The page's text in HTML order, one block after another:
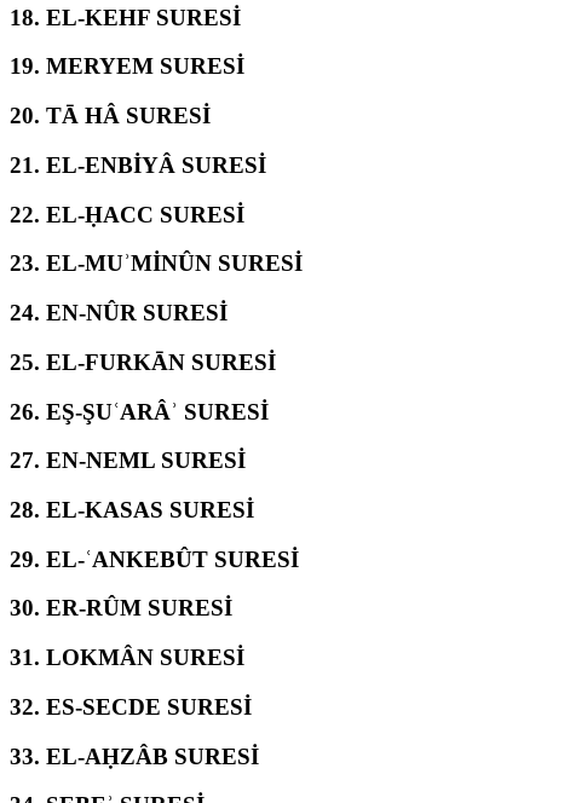
18. EL-KEHF SURESİ
19. MERYEM SURESİ
20. TĀ HÂ SURESİ
21. EL-ENBİYÂ SURESİ
22. EL-ḤACC SURESİ
23. EL-MUʾMİNÛN SURESİ
24. EN-NÛR SURESİ
25. EL-FURKĀN SURESİ
26. EŞ-ŞUʿARÂʾ SURESİ
27. EN-NEML SURESİ
28. EL-KASAS SURESİ
29. EL-ʿANKEBÛT SURESİ
30. ER-RÛM SURESİ
31. LOKMÂN SURESİ
32. ES-SECDE SURESİ
33. EL-AḤZÂB SURESİ